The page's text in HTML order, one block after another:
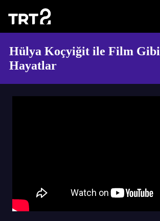
Hülya Koçyiğit ile Film Gibi
Hayatlar